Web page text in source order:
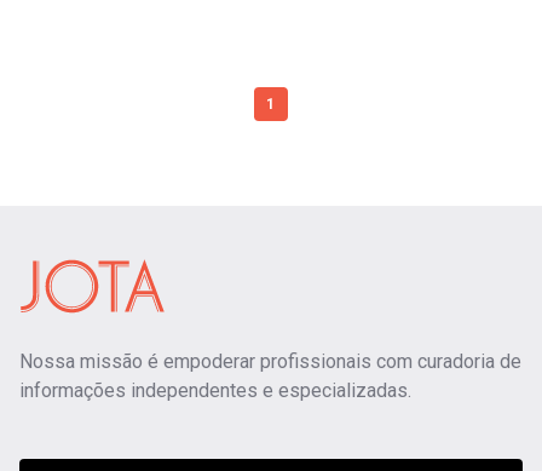
1
Nossa missão é empoderar profissionais com curadoria de
informações independentes e especializadas.